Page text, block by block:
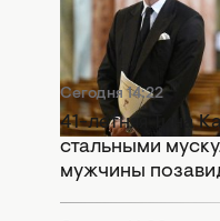
принц Уильям
скандал
Сегодня 14:22
41-летняя Тина
стальными
мужчины